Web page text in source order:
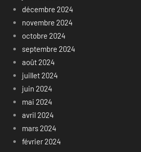
décembre 2024
novembre 2024
octobre 2024
septembre 2024
août 2024
juillet 2024
juin 2024
mai 2024
avril 2024
mars 2024
février 2024